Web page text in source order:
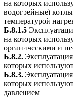
на которых
водогрейные)
температурой
Б.8.1.5
на которых
органическими и
Б.8.2.
которых
Б.8.3.
которых
давлением